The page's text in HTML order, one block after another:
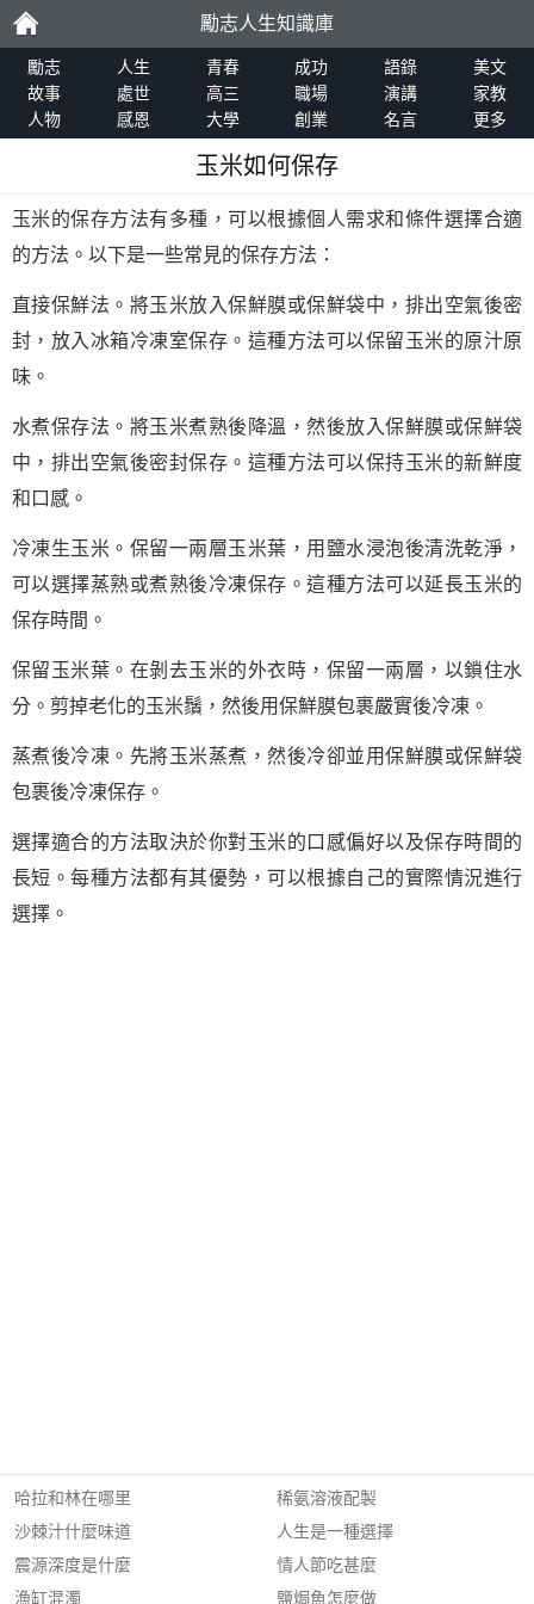
勵
志
勵志人生知識庫
勵志 人生 青春 成功 語錄
美文
故事
處世 高三 職場 演講
家教
人物
感恩 大學 創業 名言 更多
玉米如何保存
玉米的保存方法有多種，可以根據個人需求和條件選擇合適
的方法。以下是一些常見的保存方法：
直接保鮮法。將玉米放入保鮮膜或保鮮袋中，排出空氣後密
封，放入冰箱冷凍室保存。這種方法可以保留玉米的原汁原
味。
水煮保存法。將玉米煮熟後降溫，然後放入保鮮膜或保鮮袋
中，排出空氣後密封保存。這種方法可以保持玉米的新鮮度
和口感。
冷凍生玉米。保留一兩層玉米葉，用鹽水浸泡後清洗乾淨，
可以選擇蒸熟或煮熟後冷凍保存。這種方法可以延長玉米的
保存時間。
保留玉米葉。在剝去玉米的外衣時，保留一兩層，以鎖住水
分。剪掉老化的玉米鬚，然後用保鮮膜包裹嚴實後冷凍。
蒸煮後冷凍。先將玉米蒸煮，然後冷卻並用保鮮膜或保鮮袋
包裹後冷凍保存。
選擇適合的方法取決於你對玉米的口感偏好以及保存時間的
長短。每種方法都有其優勢，可以根據自己的實際情況進行
選擇。
哈拉和林在哪里
沙棘汁什麼味道
震源深度是什麼
漁缸混濁
稀氨溶液配製
人生是一種選擇
情人節吃甚麼
鹽焗魚怎麼做